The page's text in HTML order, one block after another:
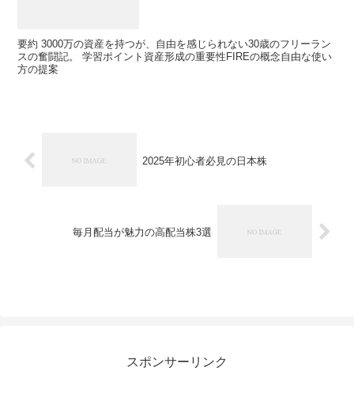
要約 3000万の資産を持つが、自由を感じられない30歳のフリーラン
スの奮闘記。 学習ポイント資産形成の重要性FIREの概念自由な使い
方の提案
2025年初心者必見の日本株
毎月配当が魅力の高配当株3選
スポンサーリンク